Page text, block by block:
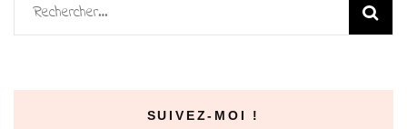
Rechercher :
SUIVEZ-MOI !